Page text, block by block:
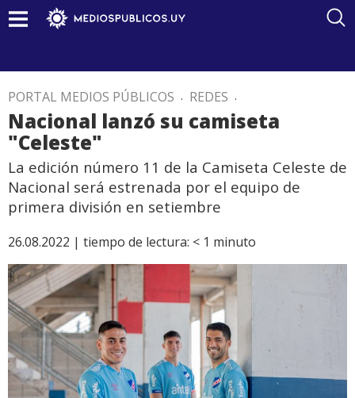
PORTAL MEDIOS PÚBLICOS . REDES .
Nacional lanzó su camiseta
"Celeste"
La edición número 11 de la Camiseta Celeste de
Nacional será estrenada por el equipo de
primera división en setiembre
26.08.2022 | tiempo de lectura: < 1 minuto